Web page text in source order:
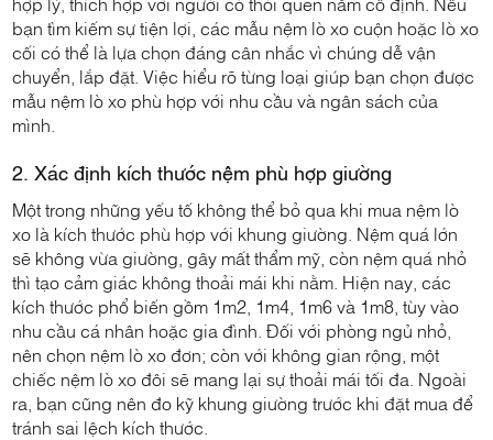
bạn tìm kiếm sự tiện lợi, các mẫu nệm lò xo cuộn hoặc lò xo
cối có thể là lựa chọn đáng cân nhắc vì chúng dễ vận
chuyển, lắp đặt. Việc hiểu rõ từng loại giúp bạn chọn được
mẫu nệm lò xo phù hợp với nhu cầu và ngân sách của
mình.
2. Xác định kích thước nệm phù hợp giường
Một trong những yếu tố không thể bỏ qua khi mua nệm lò
xo là kích thước phù hợp với khung giường. Nệm quá lớn
sẽ không vừa giường, gây mất thẩm mỹ, còn nệm quá nhỏ
thì tạo cảm giác không thoải mái khi nằm. Hiện nay, các
kích thước phổ biến gồm 1m2, 1m4, 1m6 và 1m8, tùy vào
nhu cầu cá nhân hoặc gia đình. Đối với phòng ngủ nhỏ,
nên chọn nệm lò xo đơn; còn với không gian rộng, một
chiếc nệm lò xo đôi sẽ mang lại sự thoải mái tối đa. Ngoài
ra, bạn cũng nên đo kỹ khung giường trước khi đặt mua để
tránh sai lệch kích thước.